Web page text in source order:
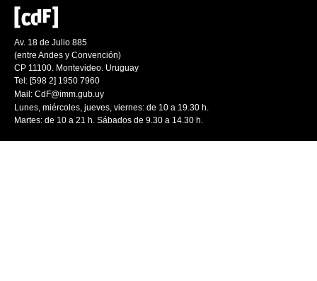
Av. 18 de Julio 885
(entre Andes y Convención)
CP 11100. Montevideo. Uruguay
Tel: [598 2] 1950 7960
Mail: CdF@imm.gub.uy
Lunes, miércoles, jueves, viernes: de 10 a 19.30 h.
Martes: de 10 a 21 h. Sábados de 9.30 a 14.30 h.